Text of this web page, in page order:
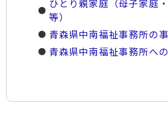
ひとり親家庭（母子家庭
等）
青森県中南福祉事務所の
青森県中南福祉事務所へ